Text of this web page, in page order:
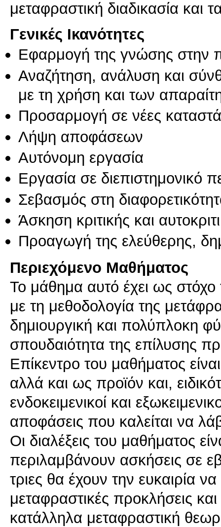
μεταφραστική διαδικασία και
Γενικές Ικανότητες
Εφαρμογή της γνώσης στην
Αναζήτηση, ανάλυση και
με τη χρήση και των
Προσαρμογή σε νέες
Λήψη αποφάσεων
Αυτόνομη εργασία
Εργασία σε διεπιστημονικό
Σεβασμός στη
Άσκηση κριτικής και
Προαγωγή της ελεύθερης,
Περιεχόμενο Μαθήματος
To μάθημα αυτό έχει ως στόχο
με τη μεθοδολογία της
δημιουργική και πολύπλοκη
σπουδαιότητα της επίλυσης
Επίκεντρο του μαθήματος
αλλά και ως προϊόν και,
ενδοκειμενικοί και
αποφάσεις που καλείται να
Οι διαλέξεις του μαθήματος
περιλαμβάνουν ασκήσεις σε
τριες θα έχουν την ευκαιρία
μεταφραστικές προκλήσεις
κατάλληλα μεταφραστική